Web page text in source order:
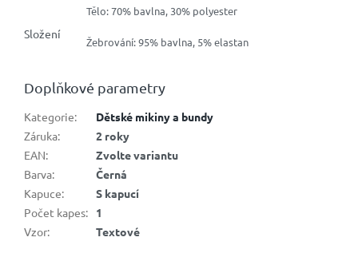
Složení
Tělo: 70% bavlna, 30% polyester
Žebrování: 95% bavlna, 5% elastan
Doplňkové parametry
Kategorie:
Dětské mikiny a bundy
Záruka:
2 roky
EAN:
Zvolte variantu
Barva:
Černá
Kapuce:
S kapucí
Počet kapes:
1
Vzor: Textové